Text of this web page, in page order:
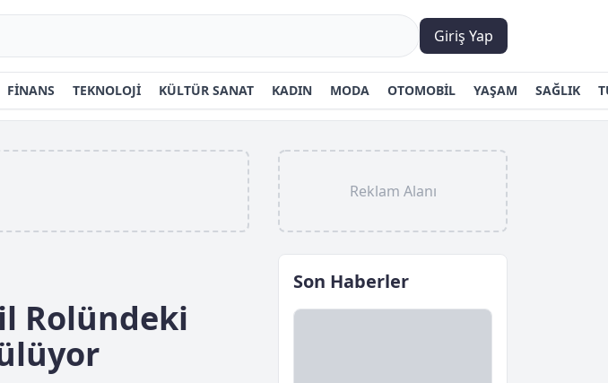
Giriş Yap
FİNANS TEKNOLOJİ KÜLTÜR SANAT KADIN MODA OTOMOBİL YAŞAM SAĞLIK
Rolündeki
Reklam Alanı
Son Haberler